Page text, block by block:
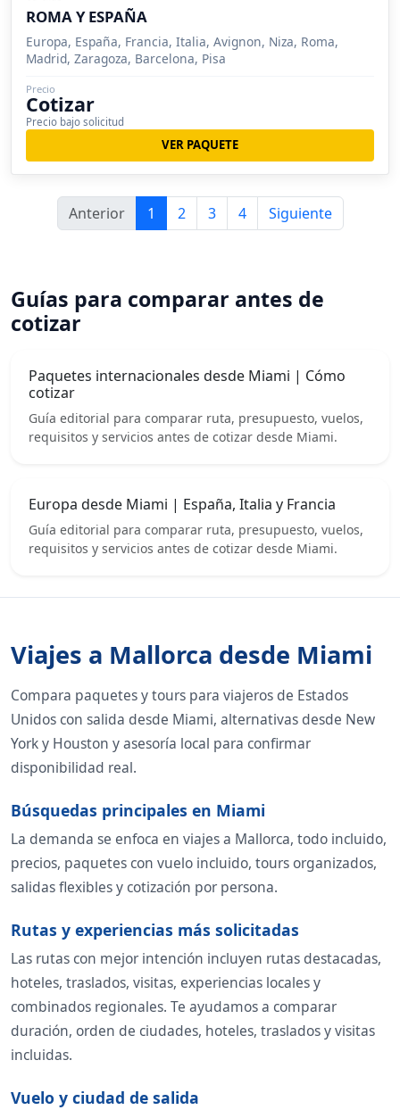
ROMA Y ESPAÑA
Europa, España, Francia, Italia, Avignon, Niza, Roma,
Madrid, Zaragoza, Barcelona, Pisa
Precio
Cotizar
Precio bajo solicitud
VER PAQUETE
Anterior 1 2 3 4 Siguiente
Guías para comparar antes de
cotizar
Paquetes internacionales desde Miami | Cómo
cotizar
Guía editorial para comparar ruta, presupuesto, vuelos,
requisitos y servicios antes de cotizar desde Miami.
Europa desde Miami | España, Italia y Francia
Guía editorial para comparar ruta, presupuesto, vuelos,
requisitos y servicios antes de cotizar desde Miami.
Viajes a Mallorca desde Miami
Compara paquetes y tours para viajeros de Estados
Unidos con salida desde Miami, alternativas desde New
York y Houston y asesoría local para confirmar
disponibilidad real.
Búsquedas principales en Miami
La demanda se enfoca en viajes a Mallorca, todo incluido,
precios, paquetes con vuelo incluido, tours organizados,
salidas flexibles y cotización por persona.
Rutas y experiencias más solicitadas
Las rutas con mejor intención incluyen rutas destacadas,
hoteles, traslados, visitas, experiencias locales y
combinados regionales. Te ayudamos a comparar
duración, orden de ciudades, hoteles, traslados y visitas
incluidas.
Vuelo y ciudad de salida